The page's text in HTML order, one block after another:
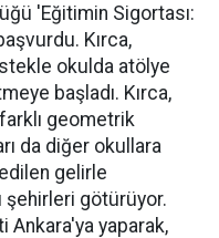
'Eğitimin Sigortası:
Kırca,
okulda atölye
başladı. Kırca,
geometrik
da diğer okullara
gelirle
şehirleri götürüyor.
Ankara'ya yaparak,